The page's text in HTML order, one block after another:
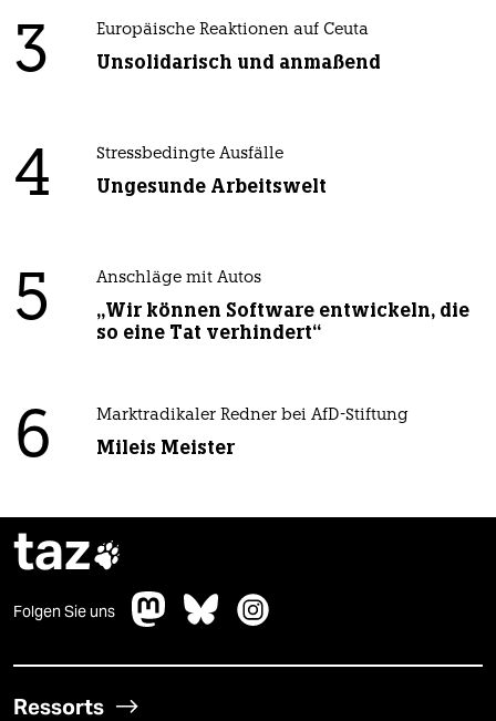
3 Europäische Reaktionen auf Ceuta
Unsolidarisch und anmaßend
4 Stressbedingte Ausfälle
Ungesunde Arbeitswelt
5 Anschläge mit Autos
„Wir können Software entwickeln, die
so eine Tat verhindert“
6 Marktradikaler Redner bei AfD-Stiftung
Mileis Meister
taz
Folgen Sie uns
Ressorts